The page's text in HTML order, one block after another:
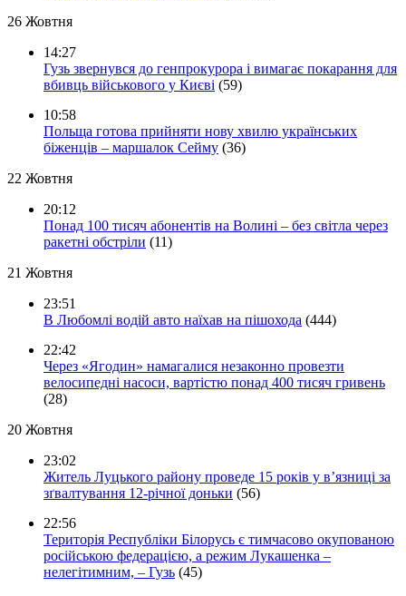
26 Жовтня
14:27
Гузь звернувся до генпрокурора і вимагає покарання для
вбивць військового у Києві (59)
10:58
Польща готова прийняти нову хвилю українських
біженців – маршалок Сейму (36)
22 Жовтня
20:12
Понад 100 тисяч абонентів на Волині – без світла через
ракетні обстріли (11)
21 Жовтня
23:51
В Любомлі водій авто наїхав на пішохода (444)
22:42
Через «Ягодин» намагалися незаконно провезти
велосипедні насоси, вартістю понад 400 тисяч гривень
(28)
20 Жовтня
23:02
Житель Луцького району проведе 15 років у в’язниці за
зґвалтування 12-річної доньки (56)
22:56
Територія Республіки Білорусь є тимчасово окупованою
російською федерацією, а режим Лукашенка –
нелегітимним, – Гузь (45)